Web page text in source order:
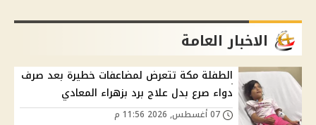
الاخبار العامة
الطفلة مكة تتعرض لمضاعفات خطيرة بعد صرف
دواء صرع بدل علاج برد بزهراء المعادي